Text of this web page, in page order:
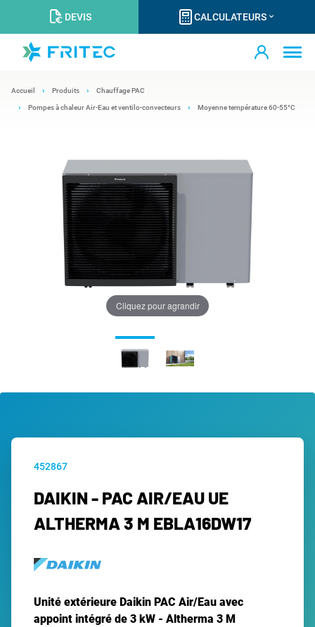
DEVIS CALCULATEURS
Accueil Produits Chauffage PAC
Pompes à chaleur Air-Eau et ventilo-convecteurs Moyenne température 60-55°C
Cliquez pour agrandir
452867
DAIKIN - PAC AIR/EAU UE
ALTHERMA 3 M EBLA16DW17
Unité extérieure Daikin PAC Air/Eau avec
appoint intégré de 3 kW - Altherma 3 M